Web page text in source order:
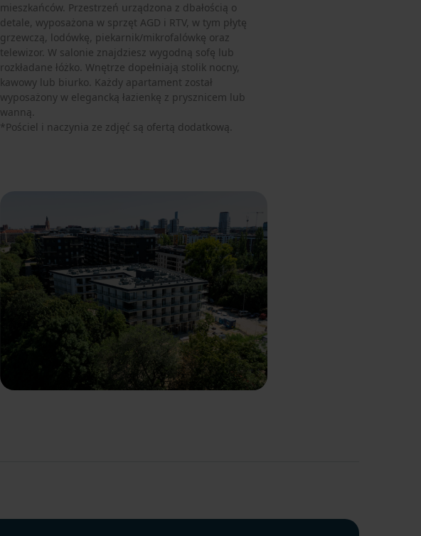
mieszkańców. Przestrzeń urządzona z dbałością o
detale, wyposażona w sprzęt AGD i RTV, w tym płytę
grzewczą, lodówkę, piekarnik/mikrofalówkę oraz
telewizor. W salonie znajdziesz wygodną sofę lub
rozkładane łóżko. Wnętrze dopełniają stolik nocny,
kawowy lub biurko. Każdy apartament został
wyposażony w elegancką łazienkę z prysznicem lub
wanną.
*Pościel i naczynia ze zdjęć są ofertą dodatkową.